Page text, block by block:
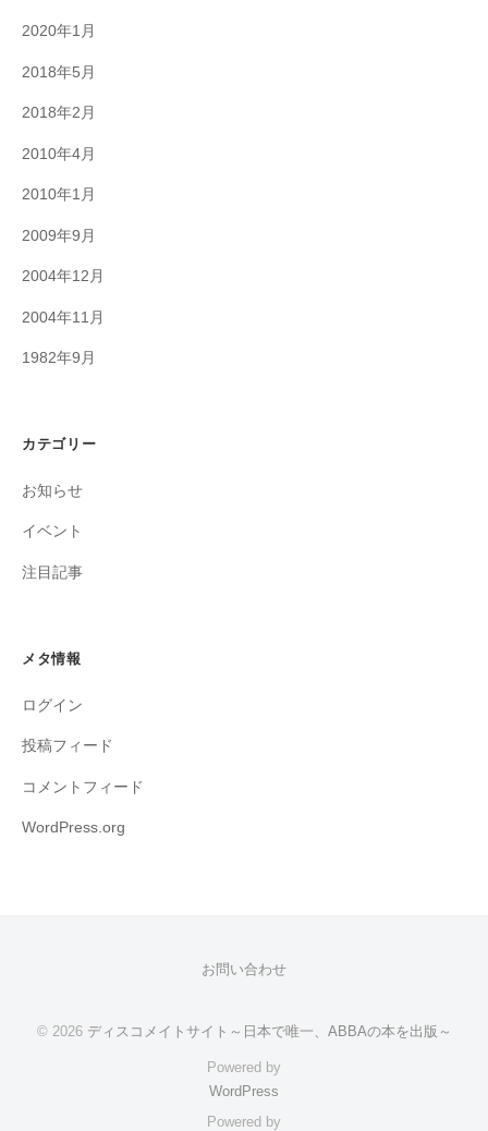
2020年1月
2018年5月
2018年2月
2010年4月
2010年1月
2009年9月
2004年12月
2004年11月
1982年9月
カテゴリー
お知らせ
イベント
注目記事
メタ情報
ログイン
投稿フィード
コメントフィード
WordPress.org
お問い合わせ
© 2026 ディスコメイトサイト～日本で唯一、ABBAの本を出版～
Powered by
WordPress
Powered by